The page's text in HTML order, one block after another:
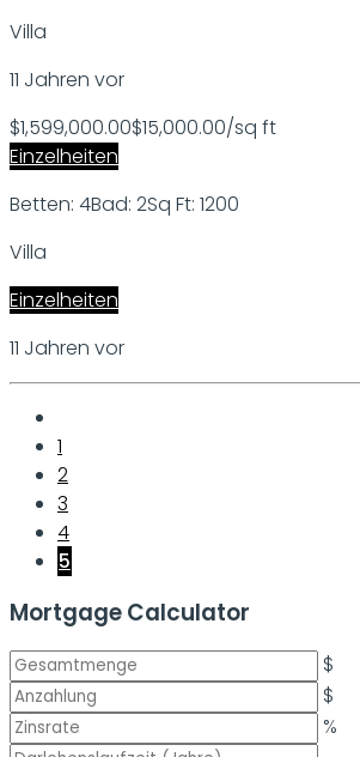
Villa
11 Jahren vor
$1,599,000.00$15,000.00/sq ft
Einzelheiten
Betten: 4Bad: 2Sq Ft: 1200
Villa
Einzelheiten
11 Jahren vor
1
2
3
4
5
Mortgage Calculator
$
$
%